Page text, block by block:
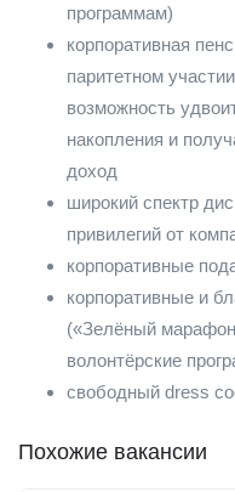
программам)
корпоративная
паритетном
возможность
накопления и
доход
широкий спектр
привилегий от
корпоративные
корпоративные и
(«Зелёный
волонтёрские
свободный dress
Похожие вакансии